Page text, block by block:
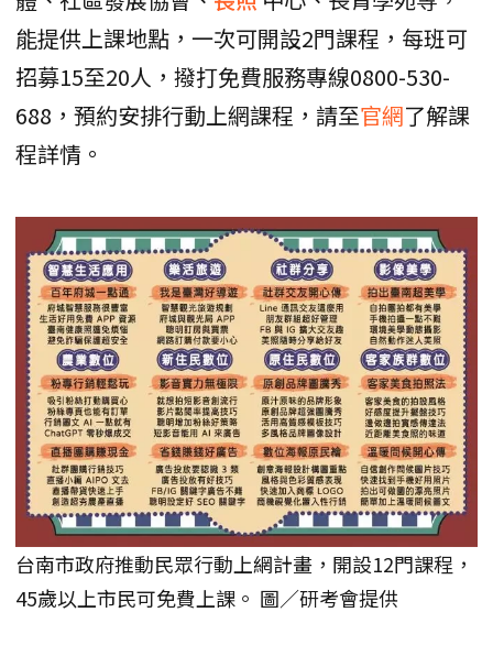
能提供上課地點，一次可開設2門課程，每班可
招募15至20人，撥打免費服務專線0800-530-
688，預約安排行動上網課程，請至官網了解課
程詳情。
台南市政府推動民眾行動上網計畫，開設12門課程，
45歲以上市民可免費上課。 圖／研考會提供